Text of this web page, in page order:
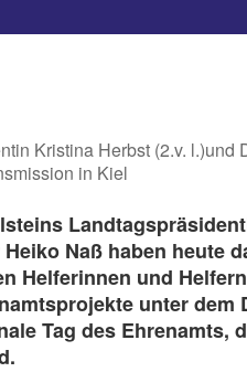
Kristina Herbst (2.v. l.)und
in Kiel
Naß haben heute
Helferinnen und
unter dem
Tag des Ehrenamts,